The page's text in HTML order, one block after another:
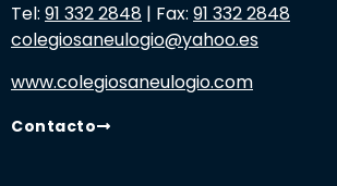
Tel: 91 332 2848 | Fax: 91 332 2848
colegiosaneulogio@yahoo.es
www.colegiosaneulogio.com
Contacto